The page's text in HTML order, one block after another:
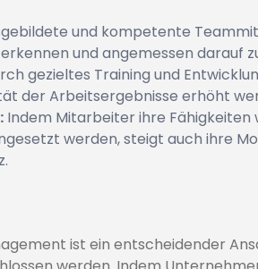
und kompetente
und angemessen darauf
gezieltes Training und
der Arbeitsergebnisse erhöht
Indem Mitarbeiter ihre
werden, steigt auch ihre
ist ein entscheidender